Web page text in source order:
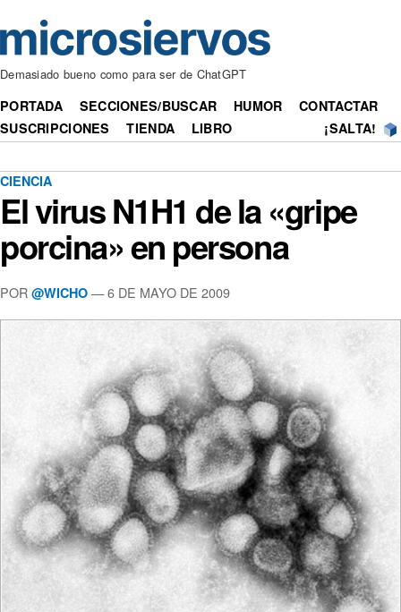
Demasiado bueno como para ser de ChatGPT
PORTADA SECCIONES/BUSCAR HUMOR
CONTACTAR
SUSCRIPCIONES
TIENDA LIBRO ¡SALTA!
CIENCIA
El virus N1H1 de la «gripe
porcina» en persona
POR @WICHO — 6 DE MAYO DE 2009